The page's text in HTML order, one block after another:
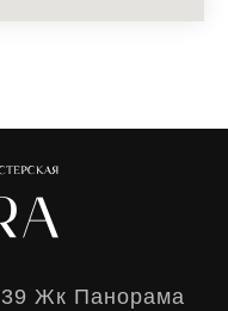
Жк Панорама